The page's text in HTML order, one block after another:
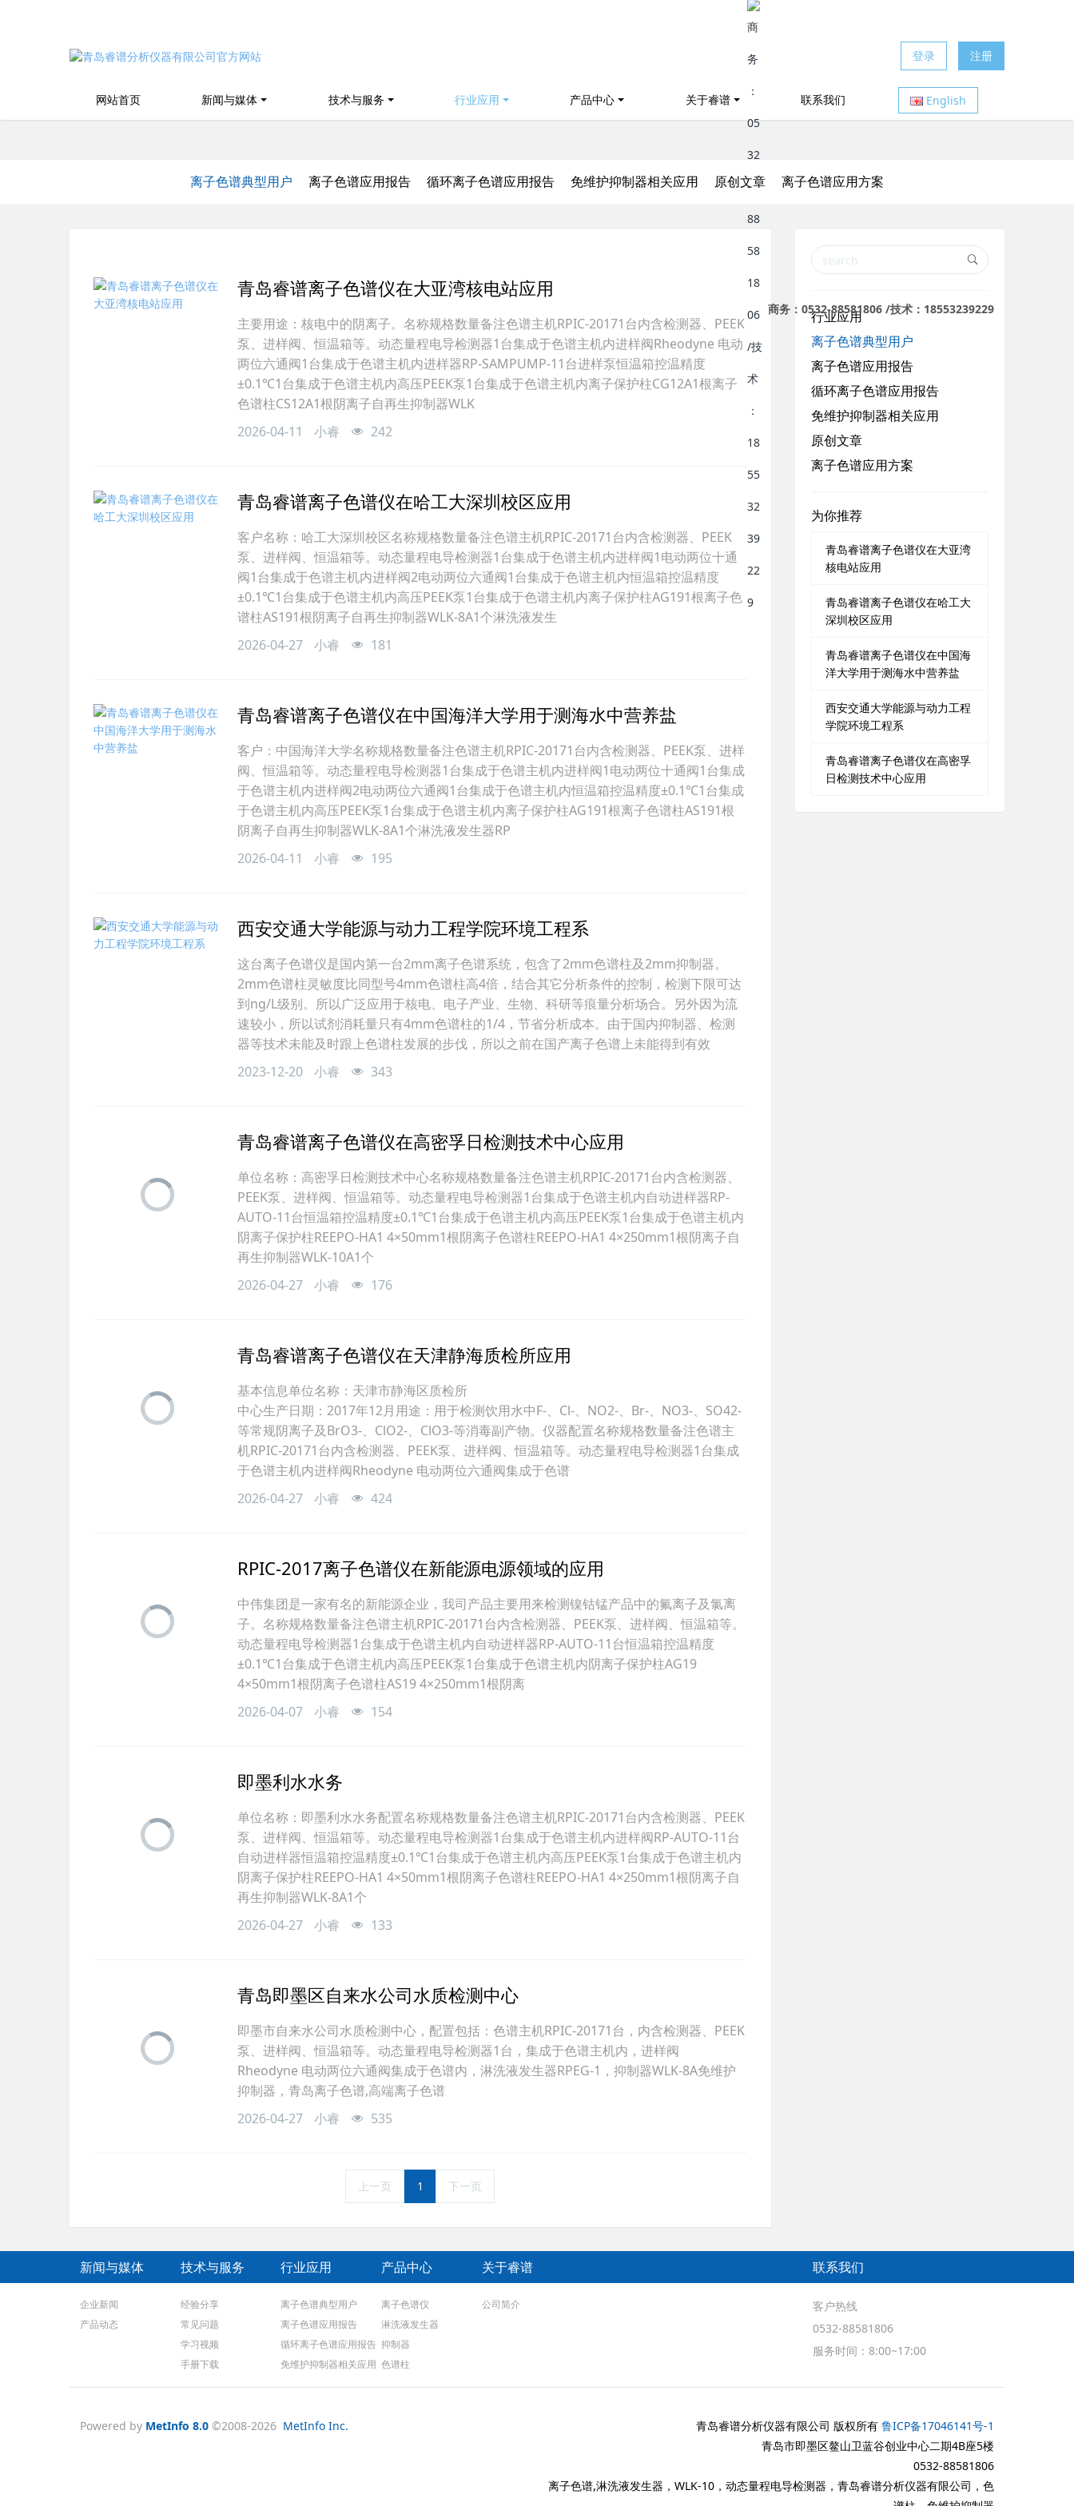
商务：0532-88581806 /技术：18553239229
登录 注册
网站首页 新闻与媒体 技术与服务 行业应用 产品中心 关于睿谱 联系我们 English
离子色谱典型用户 离子色谱应用报告 循环离子色谱应用报告 免维护抑制器相关应用 原创文章 离子色谱应用方案
青岛睿谱离子色谱仪在大亚湾核电站应用
主要用途：核电中的阴离子。名称规格数量备注色谱主机RPIC-20171台内含检测器、PEEK
泵、进样阀、恒温箱等。动态量程电导检测器1台集成于色谱主机内进样阀Rheodyne 电动
两位六通阀1台集成于色谱主机内进样器RP-SAMPUMP-11台进样泵恒温箱控温精度
±0.1℃1台集成于色谱主机内高压PEEK泵1台集成于色谱主机内离子保护柱CG12A1根离子
色谱柱CS12A1根阴离子自再生抑制器WLK
2026-04-11
小睿 242
青岛睿谱离子色谱仪在哈工大深圳校区应用
客户名称：哈工大深圳校区名称规格数量备注色谱主机RPIC-20171台内含检测器、PEEK
泵、进样阀、恒温箱等。动态量程电导检测器1台集成于色谱主机内进样阀1电动两位十通
阀1台集成于色谱主机内进样阀2电动两位六通阀1台集成于色谱主机内恒温箱控温精度
±0.1℃1台集成于色谱主机内高压PEEK泵1台集成于色谱主机内离子保护柱AG191根离子色
谱柱AS191根阴离子自再生抑制器WLK-8A1个淋洗液发生
2026-04-27
小睿 181
青岛睿谱离子色谱仪在中国海洋大学用于测海水中营养盐
客户：中国海洋大学名称规格数量备注色谱主机RPIC-20171台内含检测器、PEEK泵、进样
阀、恒温箱等。动态量程电导检测器1台集成于色谱主机内进样阀1电动两位十通阀1台集成
于色谱主机内进样阀2电动两位六通阀1台集成于色谱主机内恒温箱控温精度±0.1℃1台集成
于色谱主机内高压PEEK泵1台集成于色谱主机内离子保护柱AG191根离子色谱柱AS191根
阴离子自再生抑制器WLK-8A1个淋洗液发生器RP
2026-04-11
小睿 195
西安交通大学能源与动力工程学院环境工程系
这台离子色谱仪是国内第一台2mm离子色谱系统，包含了2mm色谱柱及2mm抑制器。
2mm色谱柱灵敏度比同型号4mm色谱柱高4倍，结合其它分析条件的控制，检测下限可达
到ng/L级别。所以广泛应用于核电、电子产业、生物、科研等痕量分析场合。另外因为流
速较小，所以试剂消耗量只有4mm色谱柱的1/4，节省分析成本。由于国内抑制器、检测
器等技术未能及时跟上色谱柱发展的步伐，所以之前在国产离子色谱上未能得到有效
2023-12-20
小睿 343
青岛睿谱离子色谱仪在高密孚日检测技术中心应用
单位名称：高密孚日检测技术中心名称规格数量备注色谱主机RPIC-20171台内含检测器、
PEEK泵、进样阀、恒温箱等。动态量程电导检测器1台集成于色谱主机内自动进样器RP-
AUTO-11台恒温箱控温精度±0.1℃1台集成于色谱主机内高压PEEK泵1台集成于色谱主机内
阴离子保护柱REEPO-HA1 4×50mm1根阴离子色谱柱REEPO-HA1 4×250mm1根阴离子自
再生抑制器WLK-10A1个
2026-04-27
小睿 176
青岛睿谱离子色谱仪在天津静海质检所应用
基本信息单位名称：天津市静海区质检所
中心生产日期：2017年12月用途：用于检测饮用水中F-、Cl-、NO2-、Br-、NO3-、SO42-
等常规阴离子及BrO3-、ClO2-、ClO3-等消毒副产物。仪器配置名称规格数量备注色谱主
机RPIC-20171台内含检测器、PEEK泵、进样阀、恒温箱等。动态量程电导检测器1台集成
于色谱主机内进样阀Rheodyne 电动两位六通阀集成于色谱
2026-04-27
小睿 424
RPIC-2017离子色谱仪在新能源电源领域的应用
中伟集团是一家有名的新能源企业，我司产品主要用来检测镍钴锰产品中的氟离子及氯离
子。名称规格数量备注色谱主机RPIC-20171台内含检测器、PEEK泵、进样阀、恒温箱等。
动态量程电导检测器1台集成于色谱主机内自动进样器RP-AUTO-11台恒温箱控温精度
±0.1℃1台集成于色谱主机内高压PEEK泵1台集成于色谱主机内阴离子保护柱AG19
4×50mm1根阴离子色谱柱AS19 4×250mm1根阴离
2026-04-07
小睿 154
即墨利水水务
单位名称：即墨利水水务配置名称规格数量备注色谱主机RPIC-20171台内含检测器、PEEK
泵、进样阀、恒温箱等。动态量程电导检测器1台集成于色谱主机内进样阀RP-AUTO-11台
自动进样器恒温箱控温精度±0.1℃1台集成于色谱主机内高压PEEK泵1台集成于色谱主机内
阴离子保护柱REEPO-HA1 4×50mm1根阴离子色谱柱REEPO-HA1 4×250mm1根阴离子自
再生抑制器WLK-8A1个
2026-04-27
小睿 133
青岛即墨区自来水公司水质检测中心
即墨市自来水公司水质检测中心，配置包括：色谱主机RPIC-20171台，内含检测器、PEEK
泵、进样阀、恒温箱等。动态量程电导检测器1台，集成于色谱主机内，进样阀
Rheodyne 电动两位六通阀集成于色谱内，淋洗液发生器RPEG-1，抑制器WLK-8A免维护
抑制器，青岛离子色谱,高端离子色谱
2026-04-27
小睿 535
上一页 1 下一页
行业应用
离子色谱典型用户
离子色谱应用报告
循环离子色谱应用报告
免维护抑制器相关应用
原创文章
离子色谱应用方案
为你推荐
青岛睿谱离子色谱仪在大亚湾
核电站应用
青岛睿谱离子色谱仪在哈工大
深圳校区应用
青岛睿谱离子色谱仪在中国海
洋大学用于测海水中营养盐
西安交通大学能源与动力工程
学院环境工程系
青岛睿谱离子色谱仪在高密孚
日检测技术中心应用
新闻与媒体
企业新闻
产品动态
技术与服务
经验分享
常见问题
学习视频
手册下载
行业应用
离子色谱典型用户
离子色谱应用报告
循环离子色谱应用报告
免维护抑制器相关应用
产品中心
离子色谱仪
淋洗液发生器
抑制器
色谱柱
关于睿谱
公司简介
联系我们
客户热线
0532-88581806
服务时间：8:00~17:00
Powered by MetInfo 8.0 ©2008-2026 MetInfo Inc. 青岛睿谱分析仪器有限公司 版权所有 鲁ICP备17046141号-1
青岛市即墨区鳌山卫蓝谷创业中心二期4B座5楼
0532-88581806
离子色谱,淋洗液发生器，WLK-10，动态量程电导检测器，青岛睿谱分析仪器有限公司，色